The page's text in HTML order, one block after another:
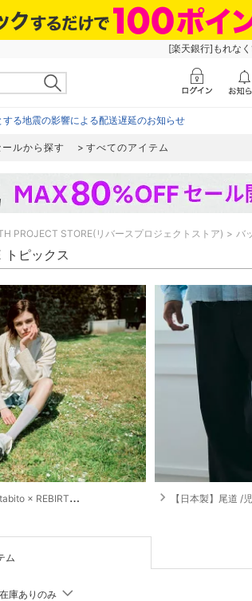
[楽天銀行]もれな
る地震の影響による配送遅延のお知らせ
ールから探す すべてのアイテム
PROJECT STORE(リバースプロジェクトストア) バ
トピックス
PROJECT navigate_next 【日本製】尾道 /児島製
ム
在庫ありのみ